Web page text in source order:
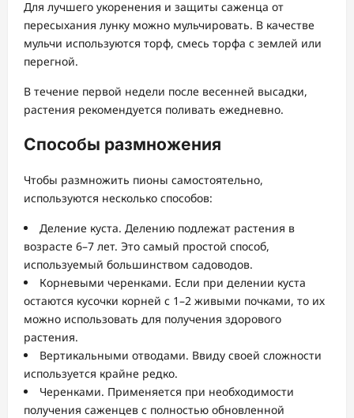
Для лучшего укоренения и защиты саженца от
пересыхания лунку можно мульчировать. В качестве
мульчи используются торф, смесь торфа с землей или
перегной.
В течение первой недели после весенней высадки,
растения рекомендуется поливать ежедневно.
Способы размножения
Чтобы размножить пионы самостоятельно,
используются несколько способов:
Деление куста. Делению подлежат растения в
возрасте 6–7 лет. Это самый простой способ,
используемый большинством садоводов.
Корневыми черенками. Если при делении куста
остаются кусочки корней с 1–2 живыми почками, то их
можно использовать для получения здорового
растения.
Вертикальными отводами. Ввиду своей сложности
используется крайне редко.
Черенками. Применяется при необходимости
получения саженцев с полностью обновленной